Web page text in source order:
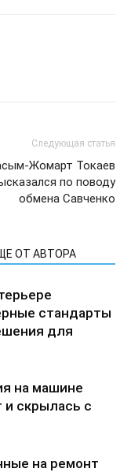
Следующая статья
Жомарт Токаев
по поводу
обмена Савченко
ОТ АВТОРА
стандарты
для
на машине
скрылась с
на ремонт